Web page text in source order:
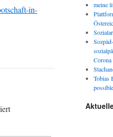
in-
meine
Corona
Tobias
possible